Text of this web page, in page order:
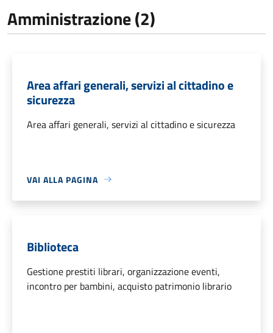
Amministrazione (2)
Area affari generali, servizi al cittadino e
sicurezza
Area affari generali, servizi al cittadino e sicurezza
VAI ALLA PAGINA
Biblioteca
Gestione prestiti librari, organizzazione eventi,
incontro per bambini, acquisto patrimonio librario